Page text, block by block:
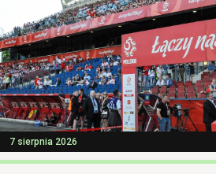
7 sierpnia 2026